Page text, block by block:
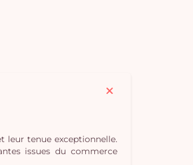
leur tenue exceptionnelle.
issues du commerce